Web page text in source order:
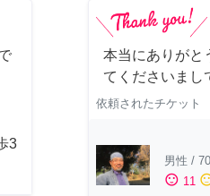
3
本当にありがと
てくださいまし
依頼されたチケット
男性 /
sentiment_satisfied 11